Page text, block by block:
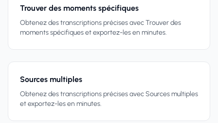
Trouver des moments spécifiques
Obtenez des transcriptions précises avec Trouver des
moments spécifiques et exportez-les en minutes.
Sources multiples
Obtenez des transcriptions précises avec Sources multiples
et exportez-les en minutes.